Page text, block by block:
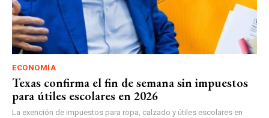
ECONOMÍA
Texas confirma el fin de semana sin impuestos
para útiles escolares en 2026
La exención de impuestos para ropa, calzado y útiles escolares en